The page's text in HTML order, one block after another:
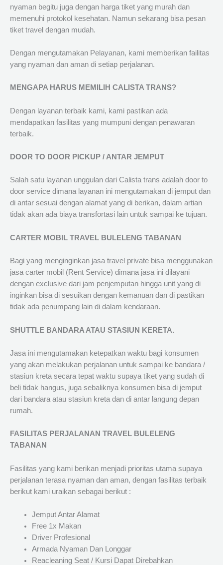
nyaman begitu juga dengan harga tiket yang murah dan
memenuhi protokol kesehatan. Namun sekarang bisa pesan
tiket travel dengan mudah.
Dengan mengutamakan Pelayanan, kami memberikan failitas
yang nyaman dan aman di setiap perjalanan.
MENGAPA HARUS MEMILIH CALISTA TRANS?
Dengan layanan terbaik kami, kami pastikan ada
mendapatkan fasilitas yang mumpuni dengan penawaran
terbaik.
DOOR TO DOOR PICKUP / ANTAR JEMPUT
Salah satu layanan unggulan dari Calista trans adalah door to
door service dimana layanan ini mengutamakan di jemput dan
di antar sesuai dengan alamat yang di berikan, dalam artian
tidak akan ada biaya transfortasi lain untuk sampai ke tujuan.
CARTER MOBIL TRAVEL BULELENG TABANAN
Bagi yang menginginkan jasa travel private bisa menggunakan
jasa carter mobil (Rent Service) dimana jasa ini dilayani
dengan exclusive dari jam penjemputan hingga unit yang di
inginkan bisa di sesuikan dengan kemanuan dan di pastikan
tidak ada penumpang lain di dalam kendaraan.
SHUTTLE BANDARA ATAU STASIUN KERETA.
Jasa ini mengutamakan ketepatkan waktu bagi konsumen
yang akan melakukan perjalanan untuk sampai ke bandara /
stasiun kreta secara tepat waktu supaya tiket yang sudah di
beli tidak hangus, juga sebaliknya konsumen bisa di jemput
dari bandara atau stasiun kreta dan di antar langung depan
rumah.
FASILITAS PERJALANAN TRAVEL BULELENG
TABANAN
Fasilitas yang kami berikan menjadi prioritas utama supaya
perjalanan terasa nyaman dan aman, dengan fasilitas terbaik
berikut kami uraikan sebagai berikut :
Jemput Antar Alamat
Free 1x Makan
Driver Profesional
Armada Nyaman Dan Longgar
Reacleaning Seat / Kursi Dapat Direbahkan